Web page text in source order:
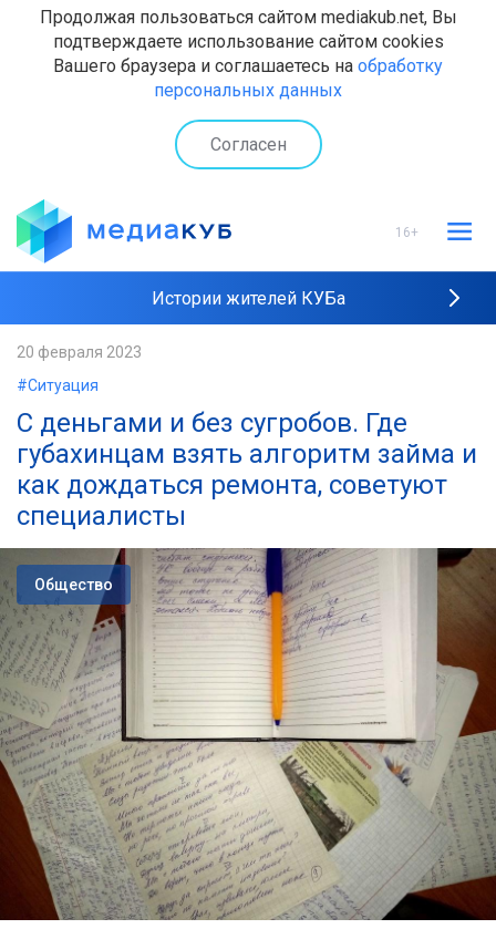
Продолжая пользоваться сайтом mediakub.net, Вы
подтверждаете использование сайтом cookies
Вашего браузера и соглашаетесь на обработку
персональных данных
Согласен
16+
Истории жителей КУБа
Наши интервью
20 февраля 2023
#Ситуация
С деньгами и без сугробов. Где
губахинцам взять алгоритм займа и
как дождаться ремонта, советуют
специалисты
Общество